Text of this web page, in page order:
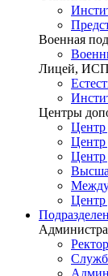
Военная
Лицей,
Центры
Центр
Центр
Центр